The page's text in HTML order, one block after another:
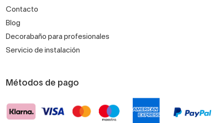
Contacto
Blog
Decorabaño para profesionales
Servicio de instalación
Métodos de pago